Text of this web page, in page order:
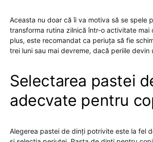
Aceasta nu doar că îi va motiva să se spele
transforma rutina zilnică într-o activitate mai
plus, este recomandat ca periuța să fie
trei luni sau mai devreme, dacă periile devin
Selectarea pastei
adecvate pentru
Alegerea pastei de dinți potrivite este la fel